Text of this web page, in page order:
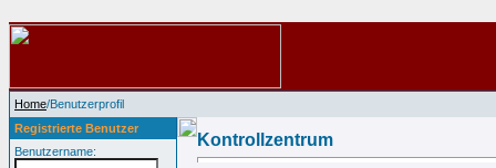
Home/Benutzerprofil
Registrierte Benutzer
Benutzername:
Kontrollzentrum